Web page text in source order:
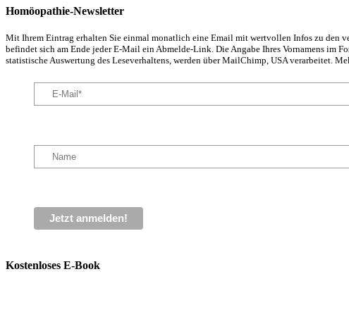
Homöopathie-Newsletter
Mit Ihrem Eintrag erhalten Sie einmal monatlich eine Email mit wertvollen Infos zu den
befindet sich am Ende jeder E-Mail ein Abmelde-Link. Die Angabe Ihres Vornamens im
statistische Auswertung des Leseverhaltens, werden über MailChimp, USA verarbeitet.
Kostenloses E-Book